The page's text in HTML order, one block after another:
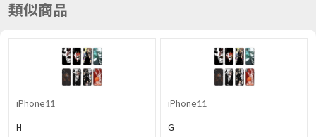
類似商品
iPhone11
H
iPhone11
G